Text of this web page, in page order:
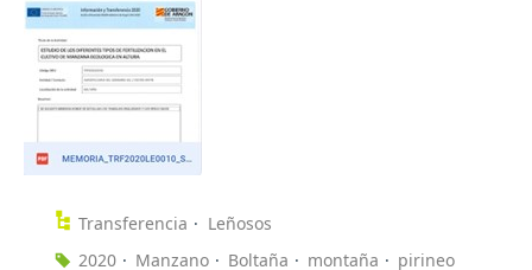
Transferencia
Leñosos
2020
Manzano Boltaña montaña pirineo